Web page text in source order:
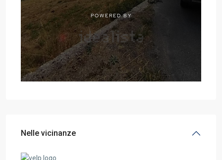
Nelle vicinanze